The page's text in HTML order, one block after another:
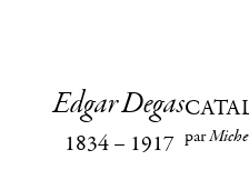
Edgar Degas
1834– 1917 par